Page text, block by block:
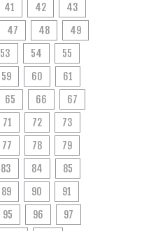
41 42
43
47 48
49
53 54
55
59 60
61
65 66
67
71 72
73
77 78
79
83 84
85
89 90
91
95 96
97